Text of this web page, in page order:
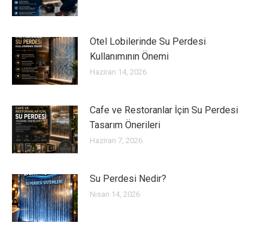
Otel Lobilerinde Su Perdesi
Kullanımının Önemi
Haziran 14, 2026
Cafe ve Restoranlar İçin Su Perdesi
Tasarım Önerileri
Haziran 7, 2026
Su Perdesi Nedir?
Nisan 14, 2026